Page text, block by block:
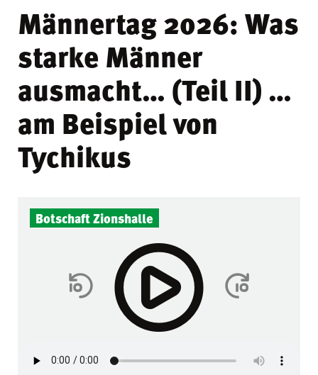
Männertag 2026: Was
starke Männer
ausmacht… (Teil II) …
am Beispiel von
Tychikus
Botschaft Zionshalle